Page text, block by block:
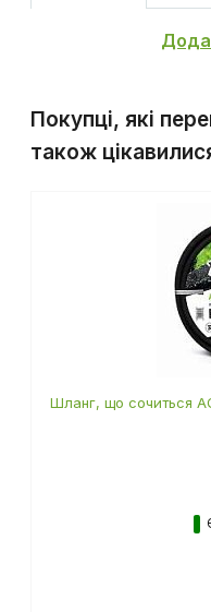
Покупці, які
також
Шланг, що сочиться